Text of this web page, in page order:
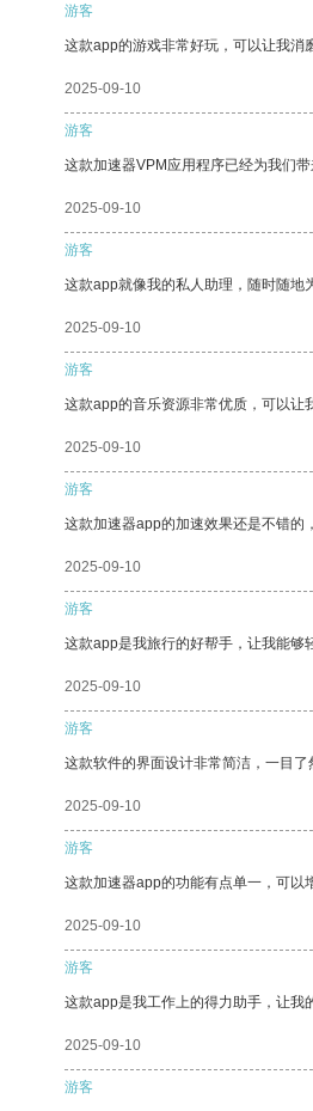
游客
这款app的游戏非常好玩，可以让我消
2025-09-10
游客
这款加速器VPM应用程序已经为我们带
2025-09-10
游客
这款app就像我的私人助理，随时随地
2025-09-10
游客
这款app的音乐资源非常优质，可以让
2025-09-10
游客
这款加速器app的加速效果还是不错的
2025-09-10
游客
这款app是我旅行的好帮手，让我能够
2025-09-10
游客
这款软件的界面设计非常简洁，一目了
2025-09-10
游客
这款加速器app的功能有点单一，可以
2025-09-10
游客
这款app是我工作上的得力助手，让我
2025-09-10
游客